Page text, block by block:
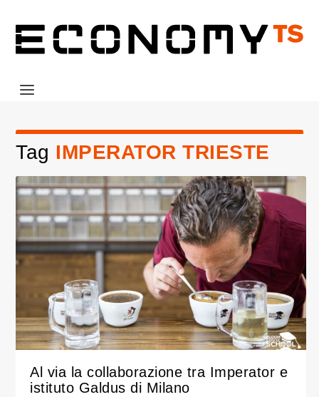
Tag IMPERATOR TRIESTE
Al via la collaborazione tra Imperator e
istituto Galdus di Milano